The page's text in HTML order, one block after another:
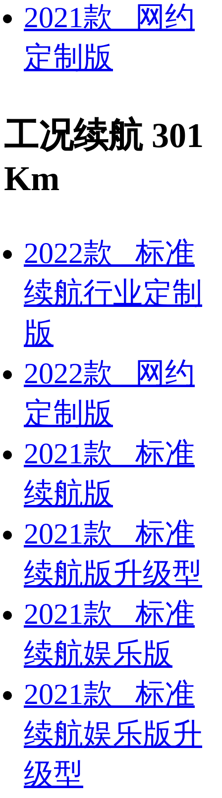
2021款 网约
定制版
工况续航 301
Km
2022款 标准
续航行业定制
版
2022款 网约
定制版
2021款 标准
续航版
2021款 标准
续航版升级型
2021款 标准
续航娱乐版
2021款 标准
续航娱乐版升
级型